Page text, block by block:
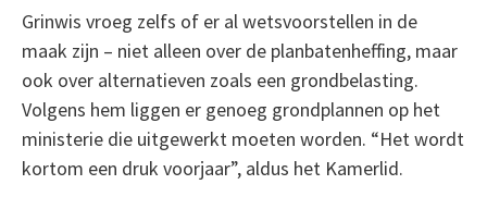
Grinwis vroeg zelfs of er al wetsvoorstellen in de
maak zijn – niet alleen over de planbatenheffing, maar
ook over alternatieven zoals een grondbelasting.
Volgens hem liggen er genoeg grondplannen op het
ministerie die uitgewerkt moeten worden. “Het wordt
kortom een druk voorjaar”, aldus het Kamerlid.